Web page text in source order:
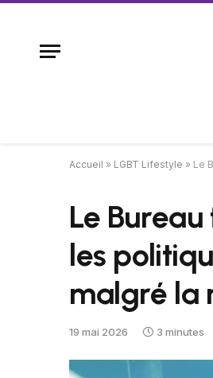
Accueil » LGBT Lifestyle » Le
Le
les
malgré la
19 mai 2026 3 minutes